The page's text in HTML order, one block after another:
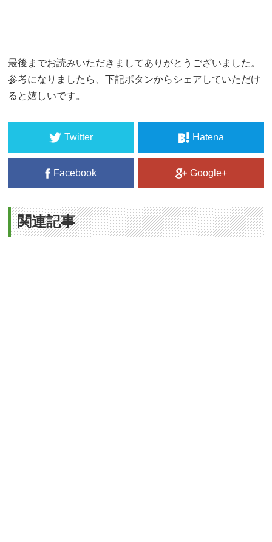
最後までお読みいただきましてありがとうございました。
参考になりましたら、下記ボタンからシェアしていただけ
ると嬉しいです。
Twitter Hatena
Facebook Google+
関連記事